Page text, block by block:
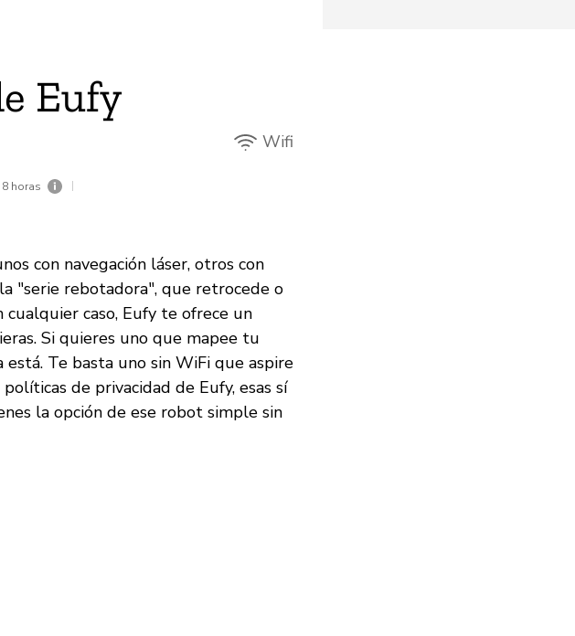
Eufy
Wifi
8 horas |
con navegación láser, otros con
"serie rebotadora", que retrocede o
cualquier caso, Eufy te ofrece un
Si quieres uno que mapee tu
Te basta uno sin WiFi que aspire
de privacidad de Eufy, esas sí
la opción de ese robot simple sin